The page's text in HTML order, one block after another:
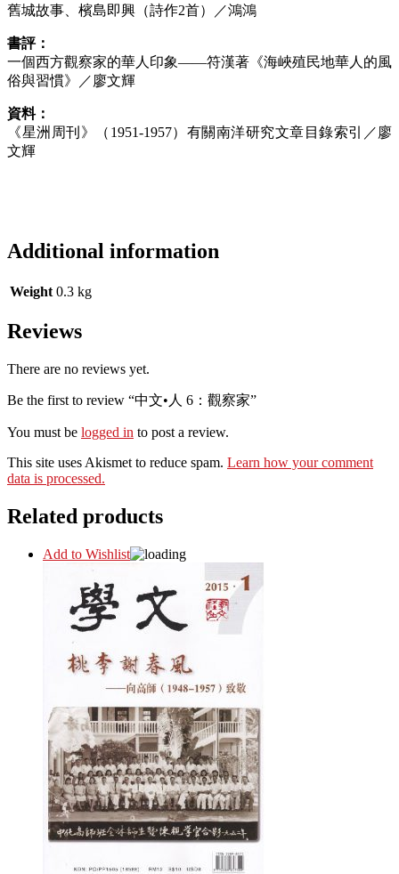
舊城故事、檳島即興（詩作2首）／鴻鴻
書評：
一個西方觀察家的華人印象——符漢著《海峽殖民地華人的風
俗與習慣》／廖文輝
資料：
《星洲周刊》（1951-1957）有關南洋研究文章目錄索引／廖
文輝
Additional information
Weight 0.3 kg
Reviews
There are no reviews yet.
Be the first to review “中文•人 6：觀察家”
You must be logged in to post a review.
This site uses Akismet to reduce spam. Learn how your comment
data is processed.
Related products
Add to Wishlist